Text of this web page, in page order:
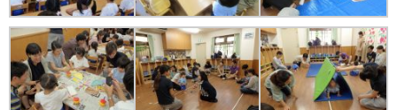
重要事項説明書
第三者評価報告書
園の自己評価公表